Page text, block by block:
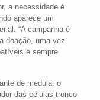
a necessidade é
aparece um
“A campanha é
doação, uma vez
é sempre
de medula: o
das células-tronco